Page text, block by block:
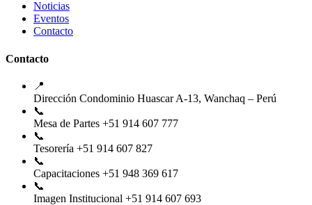
Noticias
Eventos
Contacto
Contacto
📍
Dirección Condominio Huascar A-13, Wanchaq – Perú
📞
Mesa de Partes +51 914 607 777
📞
Tesorería +51 914 607 827
📞
Capacitaciones +51 948 369 617
📞
Imagen Institucional +51 914 607 693